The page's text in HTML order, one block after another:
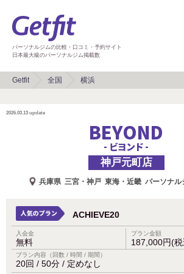
パーソナルジムの比較・口コミ・予約サイト
日本最大級のパーソナルジム掲載数
Getfit 全国 横浜
2026.03.13 update
BEYOND
- ビヨンド -
神戸元町店
兵庫県 三宮・神戸 東海・近畿 パーソナル
ACHIEVE20
入会金
無料
プラン金額
187,000円(税
プラン内容（回数 / 時間 / 期間）
20回 / 50分 / 定めなし